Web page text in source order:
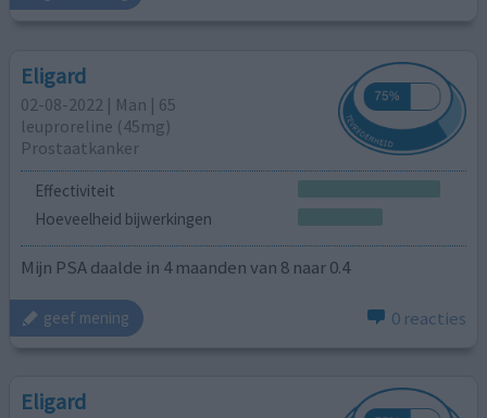
Eligard
02-08-2022 | Man | 65
leuproreline (45mg)
Prostaatkanker
Effectiviteit
Hoeveelheid bijwerkingen
Mijn PSA daalde in 4 maanden van 8 naar 0.4
geef mening 0 reacties
Eligard